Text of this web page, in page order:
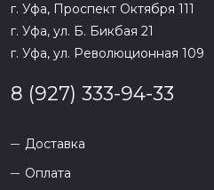
г. Уфа, Проспект Октября 111
г. Уфа, ул. Б. Бикбая 21
г. Уфа, ул. Революционная 109
8 (927) 333-94-33
Доставка
Оплата